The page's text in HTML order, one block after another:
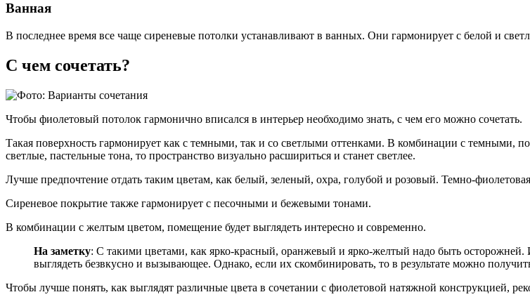
Ванная
В последнее время все чаще сиреневые потолки устанавливают в ванных. Они гармонирует с белой и
С чем сочетать?
Чтобы фиолетовый потолок гармонично вписался в интерьер необходимо знать, с чем его можно сочетать.
Такая поверхность гармонирует как с темными, так и со светлыми оттенками. В комбинации с темными,
светлые, пастельные тона, то пространство визуально расшириться и станет светлее.
Лучше предпочтение отдать таким цветам, как белый, зеленый, охра, голубой и розовый. Темно-
Сиреневое покрытие также гармонирует с песочными и бежевыми тонами.
В комбинации с желтым цветом, помещение будет выглядеть интересно и современно.
На заметку: С такими цветами, как ярко-красный, оранжевый и ярко-желтый надо быть
выглядеть безвкусно и вызывающее. Однако, если их скомбинировать, то в результате можно
Чтобы лучше понять, как выглядят различные цвета в сочетании с фиолетовой натяжной конструкцией,